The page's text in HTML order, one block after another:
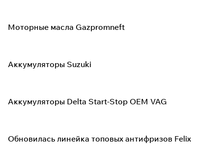
Моторные масла Gazpromneft
Аккумуляторы Suzuki
Аккумуляторы Delta Start-Stop OEM VAG
Обновилась линейка топовых антифризов Felix